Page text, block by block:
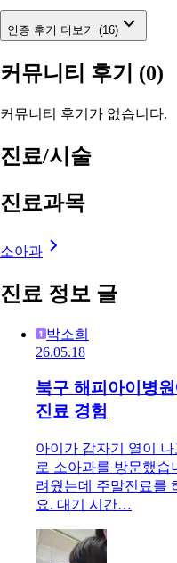
인증 후기 더보기 (16)
커뮤니티 후기 (0)
커뮤니티 후기가 없습니다.
진료/시술
진료과목
소아과
진료 정보 글
박소희
26.05.18
북구 해피아이병
진료 경험
아이가 갑자기 열이
로 소아과를 방문했습
려웠는데 주말진료를
요. 대기 시간…